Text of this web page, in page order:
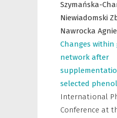
Szymańska-
Niewiadomski
Nawrocka
Changes
network after
selected
International
Conference at